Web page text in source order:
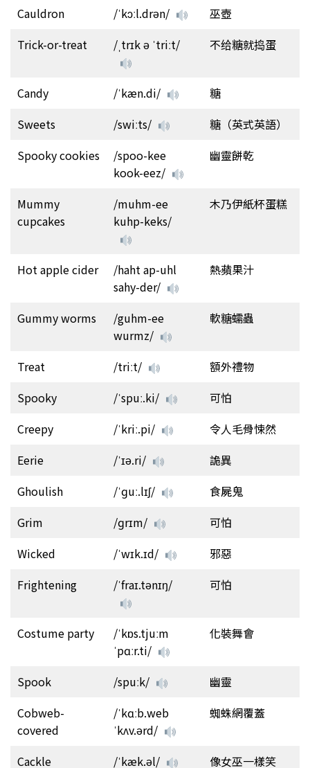
Cauldron /ˈkɔːl.drən/
巫壺
Trick-or-treat
/ˌtrɪk ə ˈtriːt/ 不给糖就捣蛋
Candy /ˈkæn.di/
糖
Sweets
/swiːts/
糖（英式英語）
Spooky cookies
/spoo-kee
kook-eez/
幽靈餅乾
Mummy
cupcakes
/muhm-ee
kuhp-keks/
木乃伊紙杯蛋糕
Hot apple cider
/haht ap-uhl
sahy-der/
熱蘋果汁
Gummy worms
/guhm-ee
wurmz/
軟糖蠕蟲
Treat /triːt/
額外禮物
Spooky
/ˈspuː.ki/
可怕
Creepy
/ˈkriː.pi/
令人毛骨悚然
Eerie
/ˈɪə.ri/
詭異
Ghoulish
/ˈɡuː.lɪʃ/
食屍鬼
Grim
/ɡrɪm/
可怕
Wicked
/ˈwɪk.ɪd/
邪惡
Frightening
/ˈfraɪ.tənɪŋ/ 可怕
Costume party
/ˈkɒs.tjuːm
ˈpɑːr.ti/
化裝舞會
Spook /spuːk/
幽靈
Cobweb-
covered
/ˈkɑːb.web
ˈkʌv.ərd/
蜘蛛網覆蓋
Cackle /ˈkæk.əl/
像女巫一樣笑